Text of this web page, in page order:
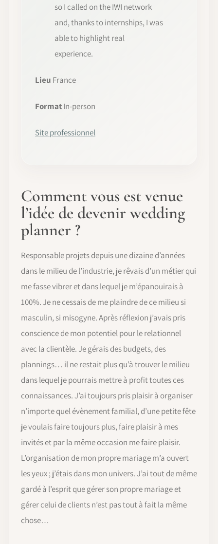
so I called on the IWI network
and, thanks to internships, I was
able to highlight real
experience.
Lieu France
FormatIn-person
Site professionnel
Comment vous est venue
l’idée de devenir wedding
planner ?
Responsable projets depuis une dizaine d’années
dans le milieu de l’industrie, je rêvais d’un métier qui
me fasse vibrer et dans lequel je m’épanouirais à
100%. Je ne cessais de me plaindre de ce milieu si
masculin, si misogyne. Après réflexion j’avais pris
conscience de mon potentiel pour le relationnel
avec la clientèle. Je gérais des budgets, des
plannings… il ne restait plus qu’à trouver le milieu
dans lequel je pourrais mettre à profit toutes ces
connaissances. J’ai toujours pris plaisir à organiser
n’importe quel évènement familial, d’une petite fête
je voulais faire toujours plus, faire plaisir à mes
invités et par la même occasion me faire plaisir.
L’organisation de mon propre mariage m’a ouvert
les yeux ; j’étais dans mon univers. J’ai tout de même
gardé à l’esprit que gérer son propre mariage et
gérer celui de clients n’est pas tout à fait la même
chose…